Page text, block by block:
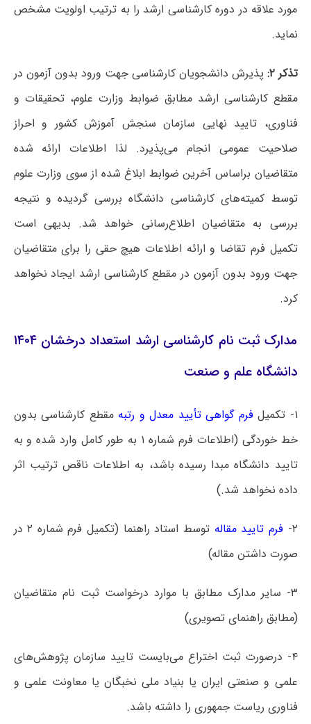
مورد علاقه در دوره کارشناسی ارشد را به ترتیب اولویت مشخص
نماید.
تذکر ۲:
پذیرش دانشجویان کارشناسی جهت ورود بدون آزمون در
مقطع کارشناسی ارشد مطابق ضوابط وزارت علوم، تحقیقات و
فناوری، تایید نهایی سازمان سنجش آموزش کشور و احراز
صلاحیت عمومی انجام می‌پذیرد. لذا اطلاعات ارائه شده
متقاضیان براساس آخرین ضوابط ابلاغ شده از سوی وزارت علوم
توسط کمیته‌های کارشناسی دانشگاه بررسی گردیده و نتیجه
بررسی به متقاضیان اطلاع‌رسانی خواهد شد. بدیهی است
تکمیل فرم تقاضا و ارائه اطلاعات هیچ حقی را برای متقاضیان
جهت ورود بدون آزمون در مقطع کارشناسی ارشد ایجاد نخواهد
کرد.
مدارک ثبت نام کارشناسی ارشد استعداد درخشان ۱۴۰۴
دانشگاه علم و صنعت
۱- تکمیل فرم گواهی تأیید معدل و رتبه مقطع کارشناسی بدون
خط خوردگی (اطلاعات فرم شماره ۱ به طور کامل وارد شده و به
تایید دانشگاه مبدا رسیده باشد، به اطلاعات ناقص ترتیب اثر
داده نخواهد شد.)
۲- فرم تایید مقاله
توسط استاد راهنما (تکمیل فرم شماره ۲ در
صورت داشتن مقاله)
۳- سایر مدارک مطابق با موارد درخواست ثبت نام متقاضیان
(مطابق راهنمای تصویری)
۴- درصورت ثبت اختراع می‌بایست تایید سازمان پژوهش‌های
علمی و صنعتی ایران یا بنیاد ملی نخبگان یا معاونت علمی و
فناوری ریاست جمهوری را داشته باشد.